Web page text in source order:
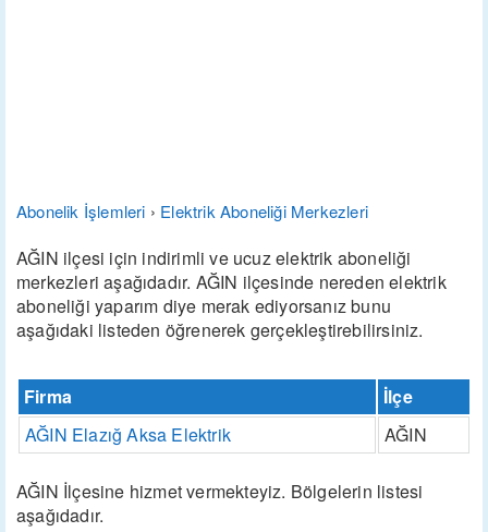
Abonelik İşlemleri › Elektrik Aboneliği Merkezleri
AĞIN ilçesi için indirimli ve ucuz elektrik aboneliği
merkezleri aşağıdadır. AĞIN ilçesinde nereden elektrik
aboneliği yaparım diye merak ediyorsanız bunu
aşağıdaki listeden öğrenerek gerçekleştirebilirsiniz.
Firma
İlçe
AĞIN Elazığ Aksa Elektrik
AĞIN
AĞIN İlçesine hizmet vermekteyiz. Bölgelerin listesi
aşağıdadır.